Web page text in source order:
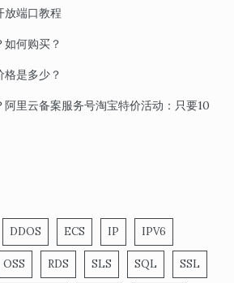
放端口教程
何购买？
是多少？
里云备案服务号淘宝特价活动：只要10
DDOS ECS IP IPV6
OSS RDS SLS SQL SSL